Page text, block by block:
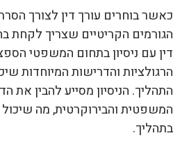
כאשר בוחרים עורך דין לצורך
הגורמים הקריטיים שצריך לקחת
דין עם ניסיון בתחום המשפטי
הרגולציות והדרישות המיוחדות
התהליך. הניסיון מסייע להבין את
המשפטית והבירוקרטית, מה
בתהליך.